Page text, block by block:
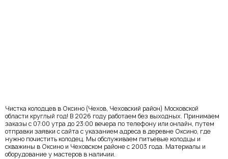
Чистка колодцев в Оксино (Чехов, Чеховский район) Московской
области круглый год! В 2026 году работаем без выходных. Принимаем
заказы с 07:00 утра до 23:00 вечера по телефону или онлайн, путем
отправки заявки с сайта с указанием адреса в деревне Оксино, где
нужно почистить колодец. Мы обслуживаем питьевые колодцы и
скважины в Оксино и Чеховском районе с 2003 года. Материалы и
оборудование у мастеров в наличии.